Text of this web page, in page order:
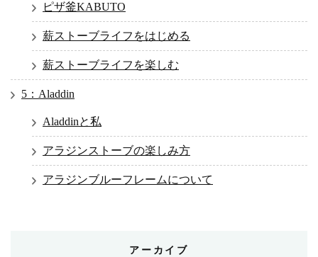
ピザ釜KABUTO
薪ストーブライフをはじめる
薪ストーブライフを楽しむ
5：Aladdin
Aladdinと私
アラジンストーブの楽しみ方
アラジンブルーフレームについて
アーカイブ